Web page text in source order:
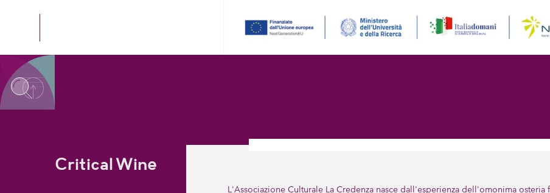
Critical Wine
L'Associazione Culturale La Credenza nasce dall'esperienza dell'omonima